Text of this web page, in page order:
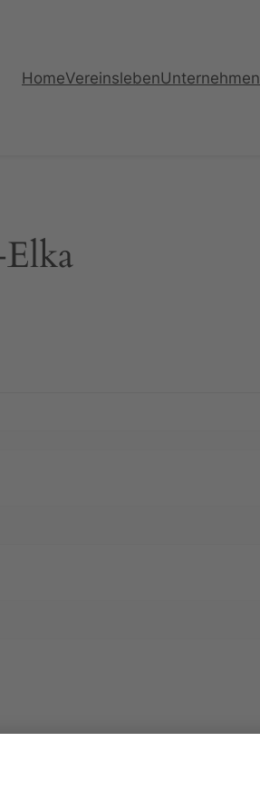
HomeVereinslebenUnternehmen